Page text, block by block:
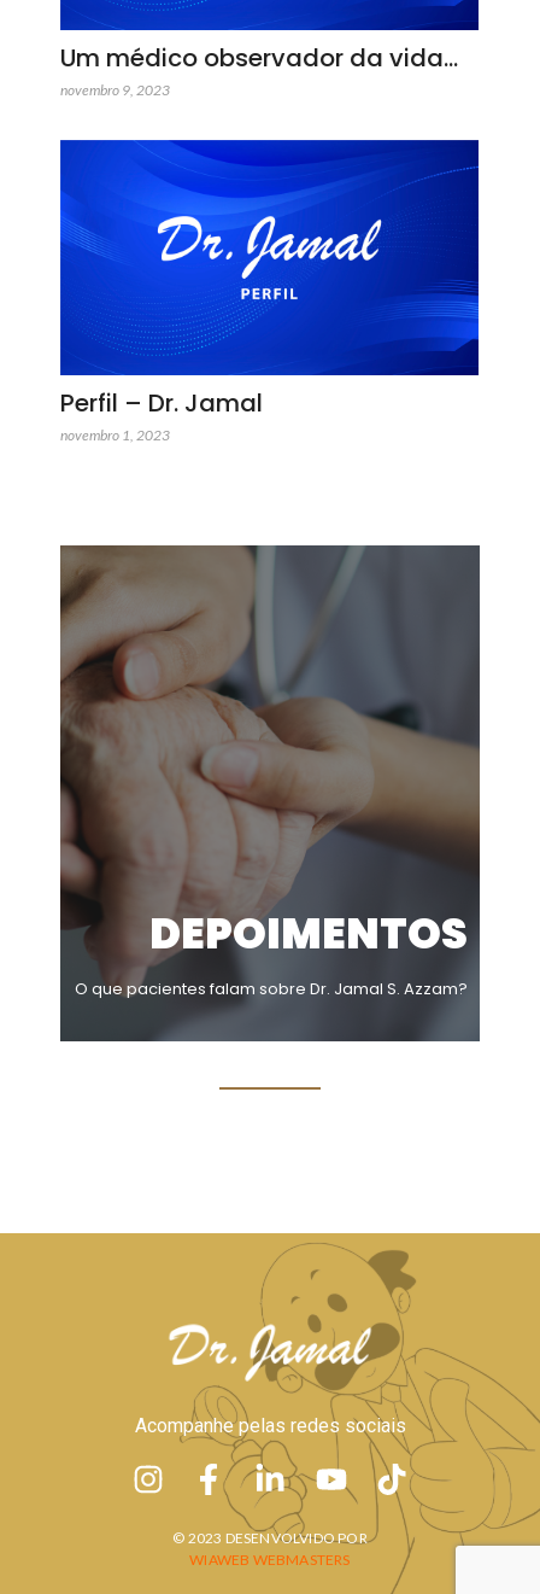
Um médico observador da vida…
novembro 9, 2023
Perfil – Dr. Jamal
novembro 1, 2023
DEPOIMENTOS
O que pacientes falam sobre Dr. Jamal S. Azzam?
Acompanhe pelas redes sociais
© 2023 DESENVOLVIDO POR
WIAWEB WEBMASTERS